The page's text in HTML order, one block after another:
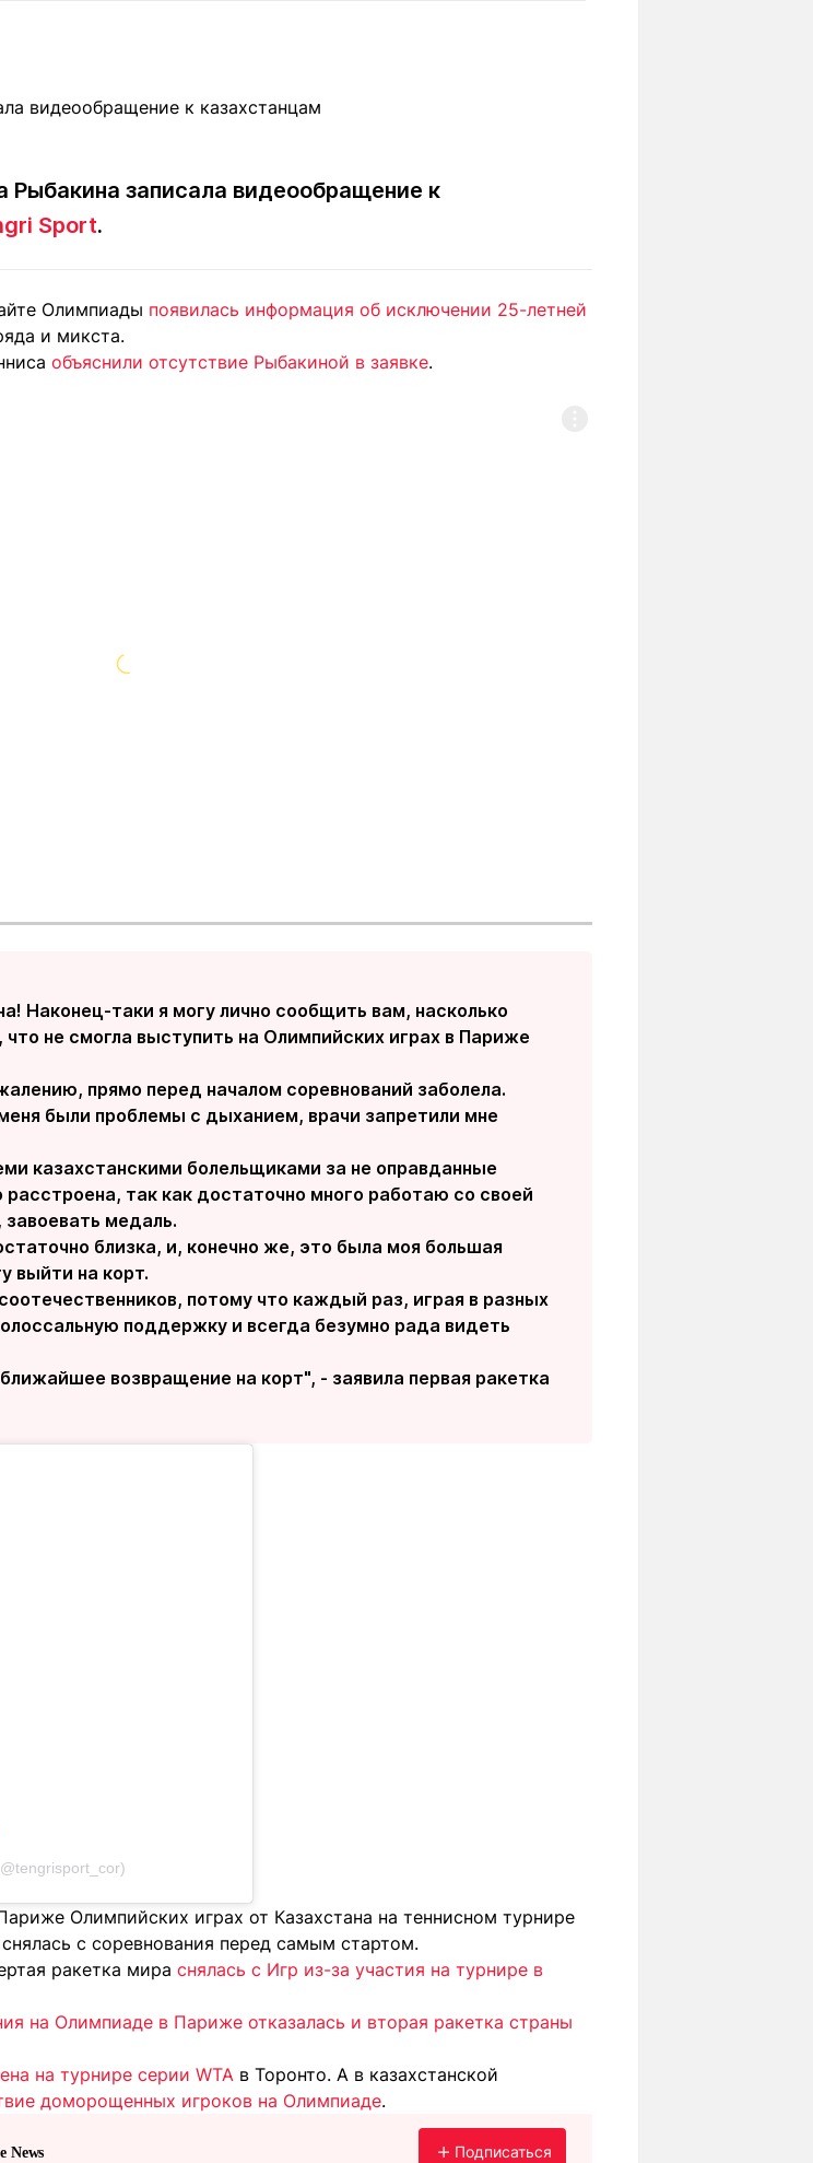
Спецпроекты
Рыбакина записала видеообращение к
Sport.
Олимпиады появилась информация об исключении 25-летней
и микста.
объяснили отсутствие Рыбакиной в заявке.
Наконец-таки я могу лично сообщить вам, насколько
не смогла выступить на Олимпийских играх в Париже
прямо перед началом соревнований заболела.
были проблемы с дыханием, врачи запретили мне
казахстанскими болельщиками за не оправданные
так как достаточно много работаю со своей
медаль.
близка, и, конечно же, это была моя большая
выйти на корт.
потому что каждый раз, играя в разных
поддержку и всегда безумно рада видеть
возвращение на корт", - заявила первая ракетка
Олимпийских играх от Казахстана на теннисном турнире
с соревнования перед самым стартом.
ракетка мира снялась с Игр из-за участия на турнире в
на Олимпиаде в Париже отказалась и вторая ракетка страны
на турнире серии WTA в Торонто. А в казахстанской
доморощенных игроков на Олимпиаде.
News Подписаться